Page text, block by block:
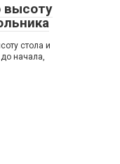
высоту
стола и
начала,